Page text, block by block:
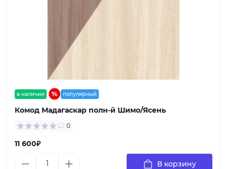
в наличии популярный
Комод Мадагаскар полн-й Шимо/Ясень
0
11 600₽
В корзину